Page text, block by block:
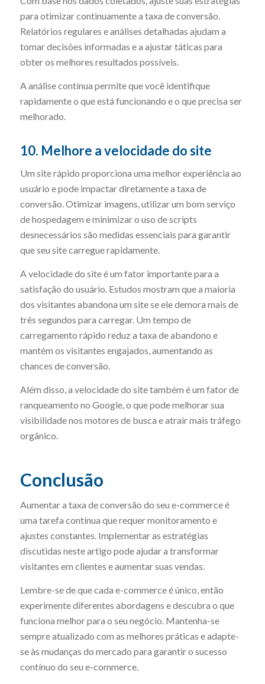
para otimizar continuamente a taxa de conversão.
Relatórios regulares e análises detalhadas ajudam a
tomar decisões informadas e a ajustar táticas para
obter os melhores resultados possíveis.
A análise contínua permite que você identifique
rapidamente o que está funcionando e o que precisa ser
melhorado.
10. Melhore a velocidade do site
Um site rápido proporciona uma melhor experiência ao
usuário e pode impactar diretamente a taxa de
conversão. Otimizar imagens, utilizar um bom serviço
de hospedagem e minimizar o uso de scripts
desnecessários são medidas essenciais para garantir
que seu site carregue rapidamente.
A velocidade do site é um fator importante para a
satisfação do usuário. Estudos mostram que a maioria
dos visitantes abandona um site se ele demora mais de
três segundos para carregar. Um tempo de
carregamento rápido reduz a taxa de abandono e
mantém os visitantes engajados, aumentando as
chances de conversão.
Além disso, a velocidade do site também é um fator de
ranqueamento no Google, o que pode melhorar sua
visibilidade nos motores de busca e atrair mais tráfego
orgânico.
Conclusão
Aumentar a taxa de conversão do seu e-commerce é
uma tarefa contínua que requer monitoramento e
ajustes constantes. Implementar as estratégias
discutidas neste artigo pode ajudar a transformar
visitantes em clientes e aumentar suas vendas.
Lembre-se de que cada e-commerce é único, então
experimente diferentes abordagens e descubra o que
funciona melhor para o seu negócio. Mantenha-se
sempre atualizado com as melhores práticas e adapte-
se às mudanças do mercado para garantir o sucesso
contínuo do seu e-commerce.